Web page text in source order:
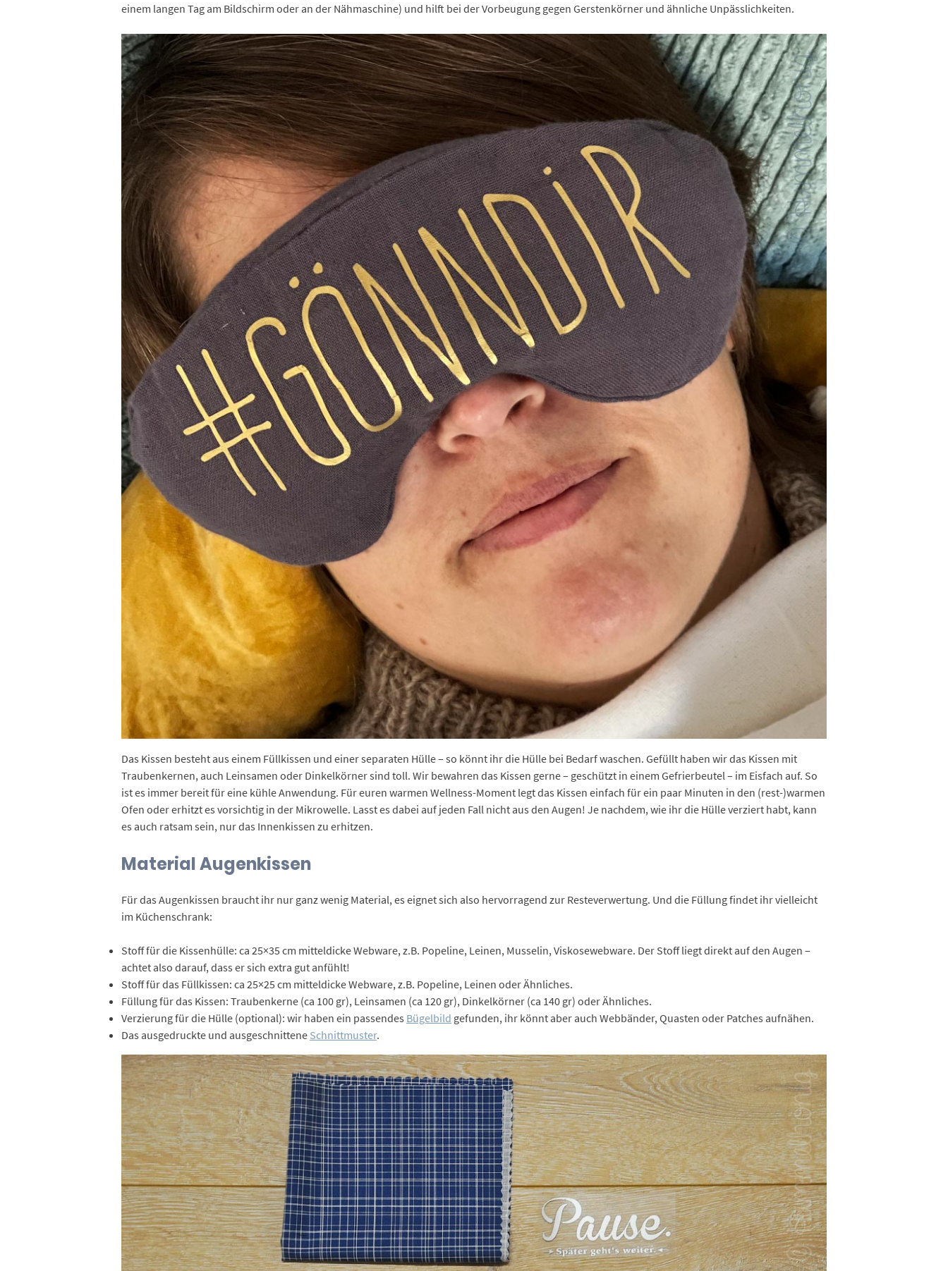
einem langen Tag am Bildschirm oder an der Nähmaschine) und hilft bei der Vorbeugung gegen Gerstenkörner und ähnliche Unpässlichkeiten.
Das Kissen besteht aus einem Füllkissen und einer separaten Hülle – so könnt ihr die Hülle bei Bedarf waschen. Gefüllt haben wir das Kissen mit
Traubenkernen, auch Leinsamen oder Dinkelkörner sind toll. Wir bewahren das Kissen gerne – geschützt in einem Gefrierbeutel – im Eisfach auf. So
ist es immer bereit für eine kühle Anwendung. Für euren warmen Wellness-Moment legt das Kissen einfach für ein paar Minuten in den (rest-)warmen
Ofen oder erhitzt es vorsichtig in der Mikrowelle. Lasst es dabei auf jeden Fall nicht aus den Augen! Je nachdem, wie ihr die Hülle verziert habt, kann
es auch ratsam sein, nur das Innenkissen zu erhitzen.
Material Augenkissen
Für das Augenkissen braucht ihr nur ganz wenig Material, es eignet sich also hervorragend zur Resteverwertung. Und die Füllung findet ihr vielleicht
im Küchenschrank:
Stoff für die Kissenhülle: ca 25×35 cm mitteldicke Webware, z.B. Popeline, Leinen, Musselin, Viskosewebware. Der Stoff liegt direkt auf den Augen –
achtet also darauf, dass er sich extra gut anfühlt!
Stoff für das Füllkissen: ca 25×25 cm mitteldicke Webware, z.B. Popeline, Leinen oder Ähnliches.
Füllung für das Kissen: Traubenkerne (ca 100 gr), Leinsamen (ca 120 gr), Dinkelkörner (ca 140 gr) oder Ähnliches.
Verzierung für die Hülle (optional): wir haben ein passendes Bügelbild gefunden, ihr könnt aber auch Webbänder, Quasten oder Patches aufnähen.
Das ausgedruckte und ausgeschnittene Schnittmuster.